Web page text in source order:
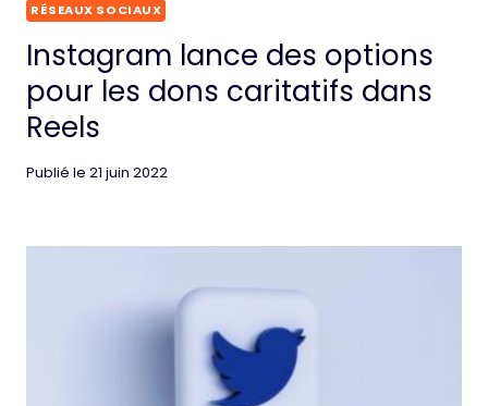
RÉSEAUX SOCIAUX
Instagram lance des options
pour les dons caritatifs dans
Reels
Publié le 21 juin 2022